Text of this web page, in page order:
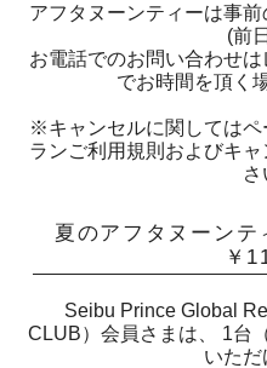
アフタヌーンティーは事前
(前
お電話でのお問い合わせ
でお時間を頂く
※キャンセルに関してはペ
ランご利用規則およびキ
さ
夏のアフタヌーン
￥
Seibu Prince Global
CLUB）会員さまは、 1台
いただ